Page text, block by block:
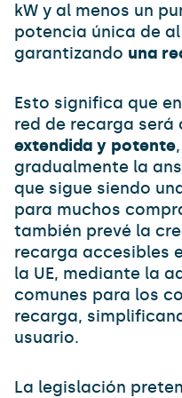
kW y al menos un
potencia única de al
garantizando una
Esto significa que
red de recarga será
extendida y potente
gradualmente la
que sigue siendo
para muchos
también prevé la
recarga accesibles
la UE, mediante la
comunes para los
recarga,
usuario.
La legislación